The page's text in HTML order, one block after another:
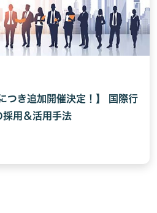
つき追加開催決定！】 国際行
採用＆活用手法